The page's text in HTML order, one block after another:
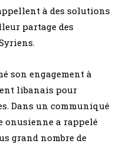
à des solutions
partage des
son engagement à
libanais pour
Dans un communiqué
onusienne a rappelé
grand nombre de